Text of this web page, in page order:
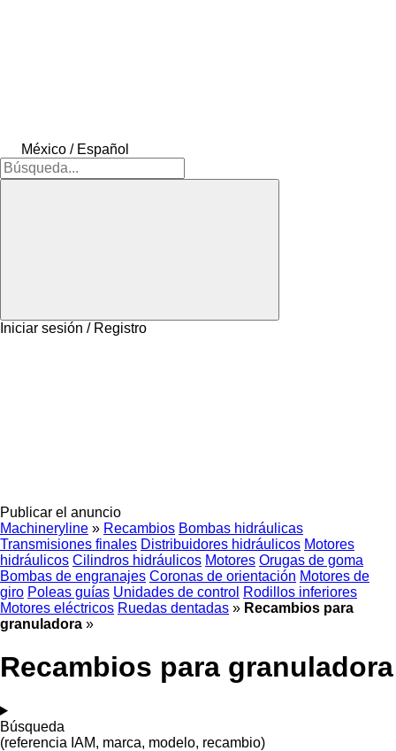
México / Español
Iniciar sesión / Registro
Publicar el anuncio
Machineryline » Recambios Bombas hidráulicas
Transmisiones finales Distribuidores hidráulicos Motores
hidráulicos Cilindros hidráulicos Motores Orugas de goma
Bombas de engranajes Coronas de orientación Motores de
giro Poleas guías Unidades de control Rodillos inferiores
Motores eléctricos Ruedas dentadas » Recambios para
granuladora »
Recambios para granuladora
Búsqueda
(referencia IAM, marca, modelo, recambio)